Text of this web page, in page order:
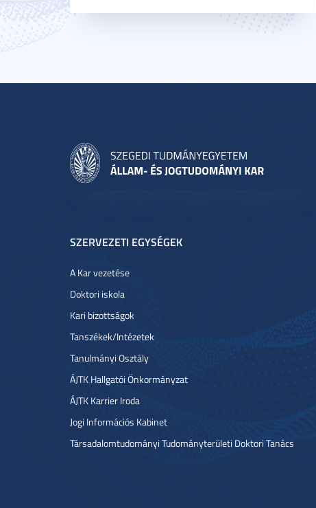
SZERVEZETI EGYSÉGEK
A Kar vezetése
Doktori iskola
Kari bizottságok
Tanszékek/Intézetek
Tanulmányi Osztály
ÁJTK Hallgatói Önkormányzat
ÁJTK Karrier Iroda
Jogi Információs Kabinet
Társadalomtudományi Tudományterületi Doktori Tanács